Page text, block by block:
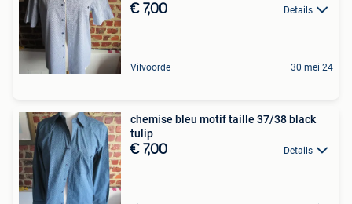
€ 7,00 Details
Vilvoorde 30 mei 24
chemise bleu motif taille 37/38 black
tulip
€ 7,00 Details